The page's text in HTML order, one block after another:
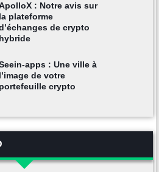
: Notre avis sur
la plateforme
de crypto
hybride
apps : Une ville à
l’image de votre
portefeuille crypto